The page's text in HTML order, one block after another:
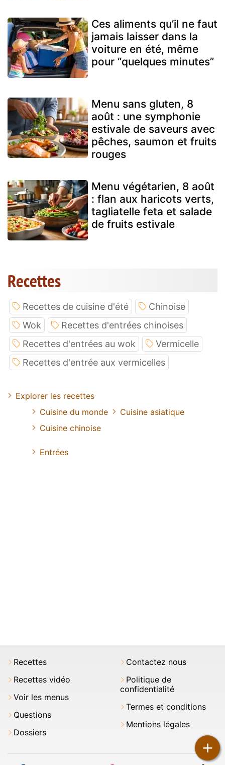
+
Ces aliments qu’il ne faut
jamais laisser dans la
voiture en été, même
pour “quelques minutes”
Menu sans gluten, 8
août : une symphonie
estivale de saveurs avec
pêches, saumon et fruits
rouges
Menu végétarien, 8 août
: flan aux haricots verts,
tagliatelle feta et salade
de fruits estivale
Recettes
Recettes de cuisine d'été
Chinoise
Wok
Recettes d'entrées chinoises
Recettes d'entrées au wok
Vermicelle
Recettes d'entrée aux vermicelles
Explorer les recettes
Cuisine du monde
Cuisine asiatique
Cuisine chinoise
Entrées
Recettes
Recettes vidéo
Voir les menus
Questions
Dossiers
Contactez nous
Politique de
confidentialité
Termes et conditions
Mentions légales